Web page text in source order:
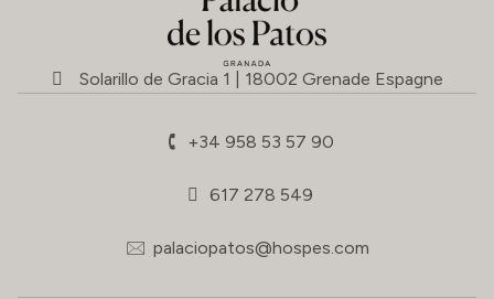
Solarillo de Gracia 1 | 18002 Grenade Espagne
+34 958 53 57 90
617 278 549
palaciopatos@hospes.com